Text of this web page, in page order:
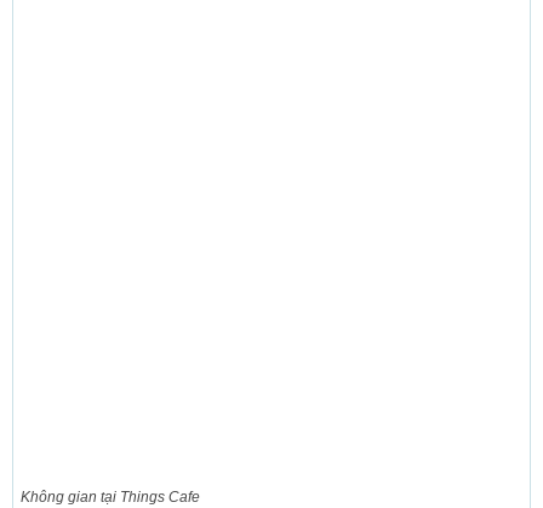
Không gian tại Things Cafe